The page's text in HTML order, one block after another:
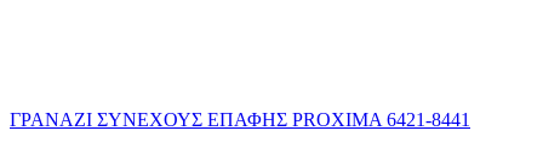
ΓΡΑΝΑΖΙ ΣΥΝΕΧΟΥΣ ΕΠΑΦΗΣ PROXIMA 6421-8441